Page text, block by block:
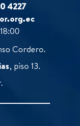
4227
Cordero.
, piso 13.